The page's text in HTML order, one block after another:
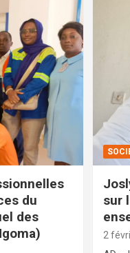
du
des
sur
2